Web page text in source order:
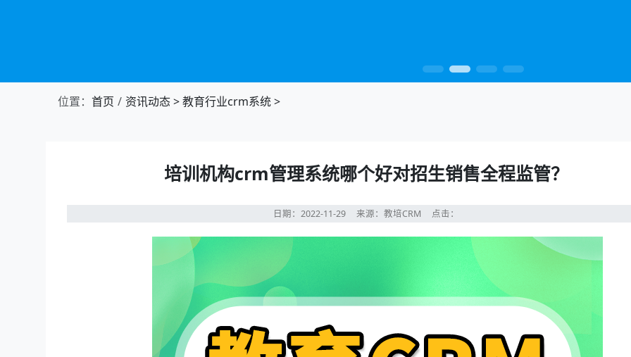
位置： 首页 资讯动态>教育行业crm系统>
培训机构crm管理系统哪个好对招生销售全程监管？
日期：2022-11-29来源：教培CRM 点击：